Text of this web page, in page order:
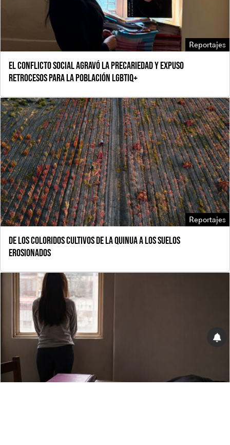
Reportajes
El conflicto social agravó la precariedad y expuso
retrocesos para la población LGBTIQ+
Reportajes
De los coloridos cultivos de la quinua a los suelos
erosionados